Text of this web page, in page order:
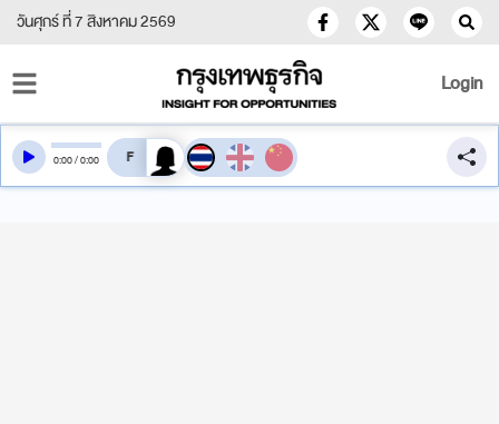
วันศุกร์ ที่ 7 สิงหาคม 2569
Login
0:00/0:00 สลับเสียงอ่าน